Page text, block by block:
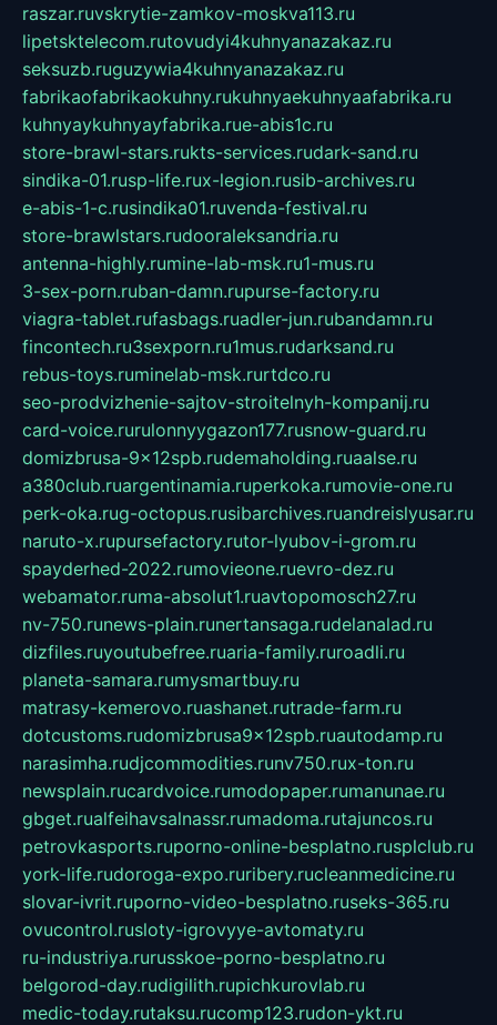
raszar.ruvskrytie-zamkov-moskva113.ru
lipetsktelecom.rutovudyi4kuhnyanazakaz.ru
seksuzb.ruguzywia4kuhnyanazakaz.ru
fabrikaofabrikaokuhny.rukuhnyaekuhnyaafabrika.ru
kuhnyaykuhnyayfabrika.rue-abis1c.ru
store-brawl-stars.rukts-services.rudark-sand.ru
sindika-01.rusp-life.rux-legion.rusib-archives.ru
e-abis-1-c.rusindika01.ruvenda-festival.ru
store-brawlstars.rudooraleksandria.ru
antenna-highly.rumine-lab-msk.ru1-mus.ru
3-sex-porn.ruban-damn.rupurse-factory.ru
viagra-tablet.rufasbags.ruadler-jun.rubandamn.ru
fincontech.ru3sexporn.ru1mus.rudarksand.ru
rebus-toys.ruminelab-msk.rurtdco.ru
seo-prodvizhenie-sajtov-stroitelnyh-kompanij.ru
card-voice.rurulonnyygazon177.rusnow-guard.ru
domizbrusa-9x12spb.rudemaholding.ruaalse.ru
a380club.ruargentinamia.ruperkoka.rumovie-one.ru
perk-oka.rug-octopus.rusibarchives.ruandreislyusar.ru
naruto-x.rupursefactory.rutor-lyubov-i-grom.ru
spayderhed-2022.rumovieone.ruevro-dez.ru
webamator.ruma-absolut1.ruavtopomosch27.ru
nv-750.runews-plain.runertansaga.rudelanalad.ru
dizfiles.ruyoutubefree.ruaria-family.ruroadli.ru
planeta-samara.rumysmartbuy.ru
matrasy-kemerovo.ruashanet.rutrade-farm.ru
dotcustoms.rudomizbrusa9x12spb.ruautodamp.ru
narasimha.rudjcommodities.runv750.rux-ton.ru
newsplain.rucardvoice.rumodopaper.rumanunae.ru
gbget.rualfeihavsalnassr.rumadoma.rutajuncos.ru
petrovkasports.ruporno-online-besplatno.rusplclub.ru
york-life.rudoroga-expo.ruribery.rucleanmedicine.ru
slovar-ivrit.ruporno-video-besplatno.ruseks-365.ru
ovucontrol.rusloty-igrovyye-avtomaty.ru
ru-industriya.rurusskoe-porno-besplatno.ru
belgorod-day.rudigilith.rupichkurovlab.ru
medic-today.rutaksu.rucomp123.rudon-ykt.ru